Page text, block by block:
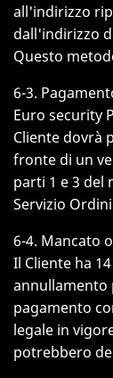
all'indirizzo
dall'indirizzo
Questo
6-3.
Euro security
Cliente dovrà
fronte di un
parti 1 e 3 del
Servizio
6-4. Mancato
Il Cliente ha
annullamento
pagamento
legale in
potrebbero